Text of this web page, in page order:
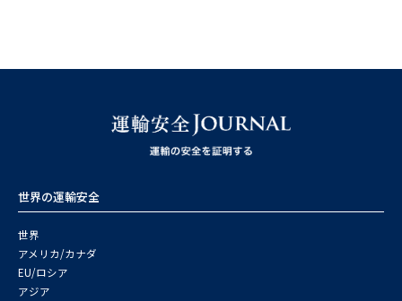
世界の運輸安全
世界
アメリカ/カナダ
EU/ロシア
アジア